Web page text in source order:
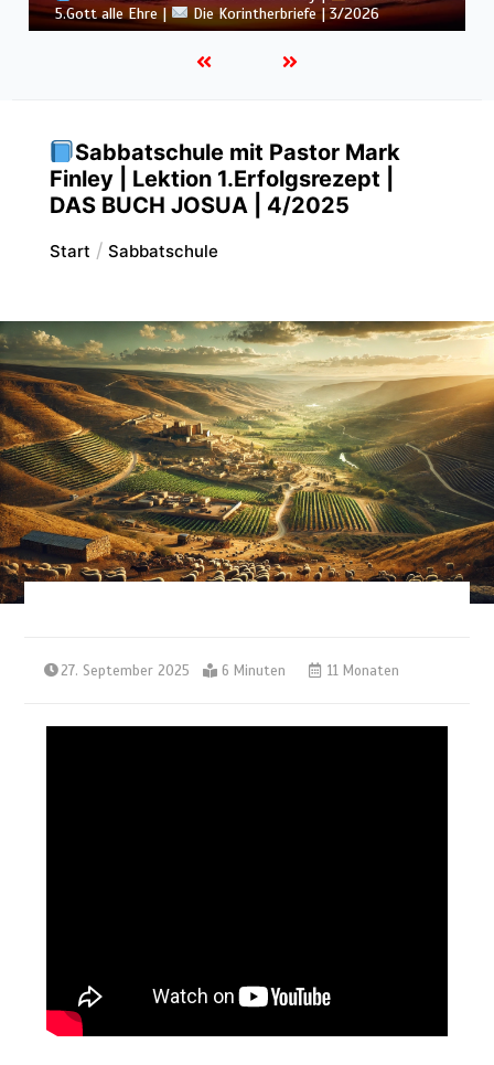
Sünde in der Gemeinde |
Die Korintherbriefe | 3/2026
Sabbatschule mit Pastor Mark
Finley | Lektion 1.Erfolgsrezept |
DAS BUCH JOSUA | 4/2025
Start Sabbatschule
27. September 2025 6 Minuten 11 Monaten